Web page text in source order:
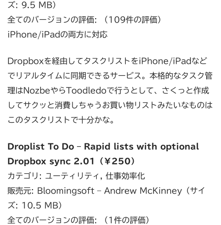
ズ: 9.5 MB）
全てのバージョンの評価: （109件の評価）
iPhone/iPadの両方に対応
Dropboxを経由してタスクリストをiPhone/iPadなど
でリアルタイムに同期できるサービス。本格的なタスク管
理はNozbeやらToodledoで行うとして、さくっと作成
してサクッと消費しちゃうお買い物リストみたいなものは
このタスクリストで十分かな。
Droplist To Do – Rapid lists with optional
Dropbox sync 2.01（￥250）
カテゴリ: ユーティリティ, 仕事効率化
販売元: Bloomingsoft – Andrew McKinney（サイ
ズ: 10.5 MB）
全てのバージョンの評価: （1件の評価）